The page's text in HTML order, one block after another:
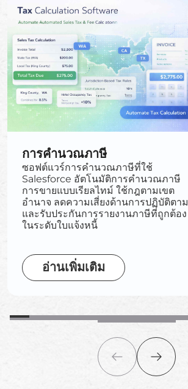
การคำนวณภาษี
ซอฟต์แวร์การคำนวณภาษีที่ใช้
Salesforce อัตโนมัติการคำนวณภาษี
การขายแบบเรียลไทม์ ใช้กฎตามเขต
อำนาจ ลดความเสี่ยงด้านการปฏิบัติตาม
และรับประกันการรายงานภาษีที่ถูกต้อง
ในระดับใบแจ้งหนี้
อ่านเพิ่มเติม